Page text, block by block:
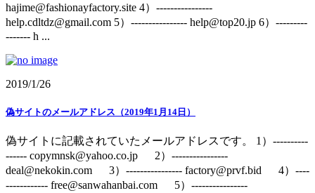
hajime@fashionayfactory.site 4）----------------
help.cdltdz@gmail.com 5）---------------- help@top20.jp 6）---------
------- h ...
2019/1/26
偽サイトのメールアドレス（2019年1月14日）
偽サイトに記載されていたメールアドレスです。 1）----------
------ copymnsk@yahoo.co.jp 2）----------------
deal@nekokin.com 3）---------------- factory@prvf.bid 4）----
------------ free@sanwahanbai.com 5）----------------